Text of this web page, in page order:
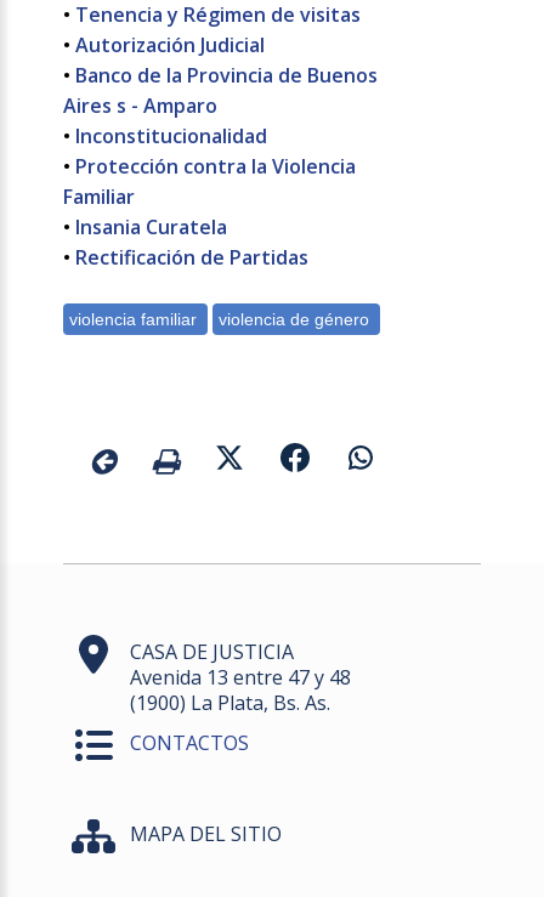
• Tenencia y Régimen de visitas
•Autorización Judicial
• Banco de la Provincia de Buenos
Aires s - Amparo
• Inconstitucionalidad
• Protección contra la Violencia
Familiar
• Insania Curatela
• Rectificación de Partidas
CASA DE JUSTICIA
Avenida 13 entre 47 y 48
(1900) La Plata, Bs. As.
CONTACTOS
MAPA DEL SITIO